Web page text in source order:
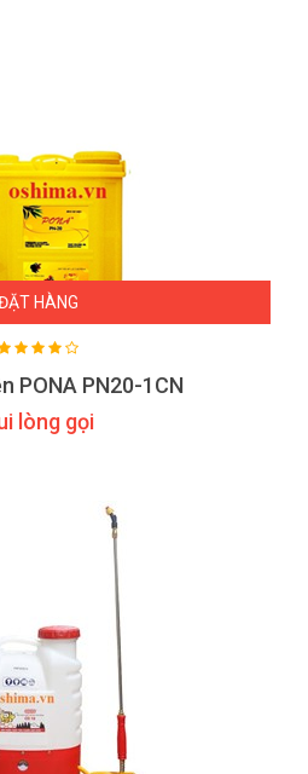
HÀNG
PONA PN20-1CN
lòng gọi